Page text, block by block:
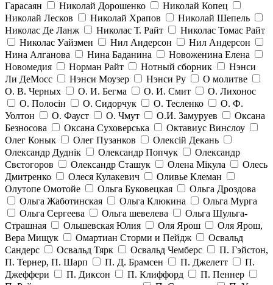
Гарасаян
Николай Дорошенко
Николай Копец
Николай Лесков
Николай Храпов
Николай Шепель
Николас Де Ланж
Николас Т. Райт
Николас Томас Райт
Николас Уайзмен
Нил Андерсон
Нил Андерсон
Нина Алганова
Нина Баданина
Новоженина Елена
Новомедия
Норман Райт Нотный сборник
Нэнси
Ли ДеМосс
Нэнси Моузер Нэнси Ру
О молитве
О. В. Черных
О. И. Бегма О. И. Смит
О. Лихонос
О. Полосін
О. Сидорчук О. Тесленко
О. Ф.
Уолтон
О. Фауст О. Чмут О.И. Замуруев
Оксана
Безносова
Оксана Суховерська
Октавиус Винслоу
Олег Конык
Олег Пузанков
Олексій Декань
Олександр Дуднік
Олександр Попчук
Олександр
Свєтогоров
Олександр Сташук Олена Мікула
Олесь
Дмитренко
Олеся Кулакевич
Оливье Клеман
Олутопе Омотойе
Ольга Буковецкая
Ольга Дроздова
Ольга Жаботинская
Ольга Клюкина
Ольга Мурга
Ольга Сергеева
Ольга шевелева
Ольга Шульга-
Страшная
Ольшевская Юлия Оля Ярош
Оля Ярош,
Вера Мищук
Омартиан Сторми и Пейдж
Освальд
Сандерс
Освальд Тярк Освальд Чемберс
П. Гэйстон,
П. Тернер, П. Шарп
П. Д. Брамсен П. Джелетт
П.
Джеффери
П. Диксон П. Клиффорд
П. Пеннер